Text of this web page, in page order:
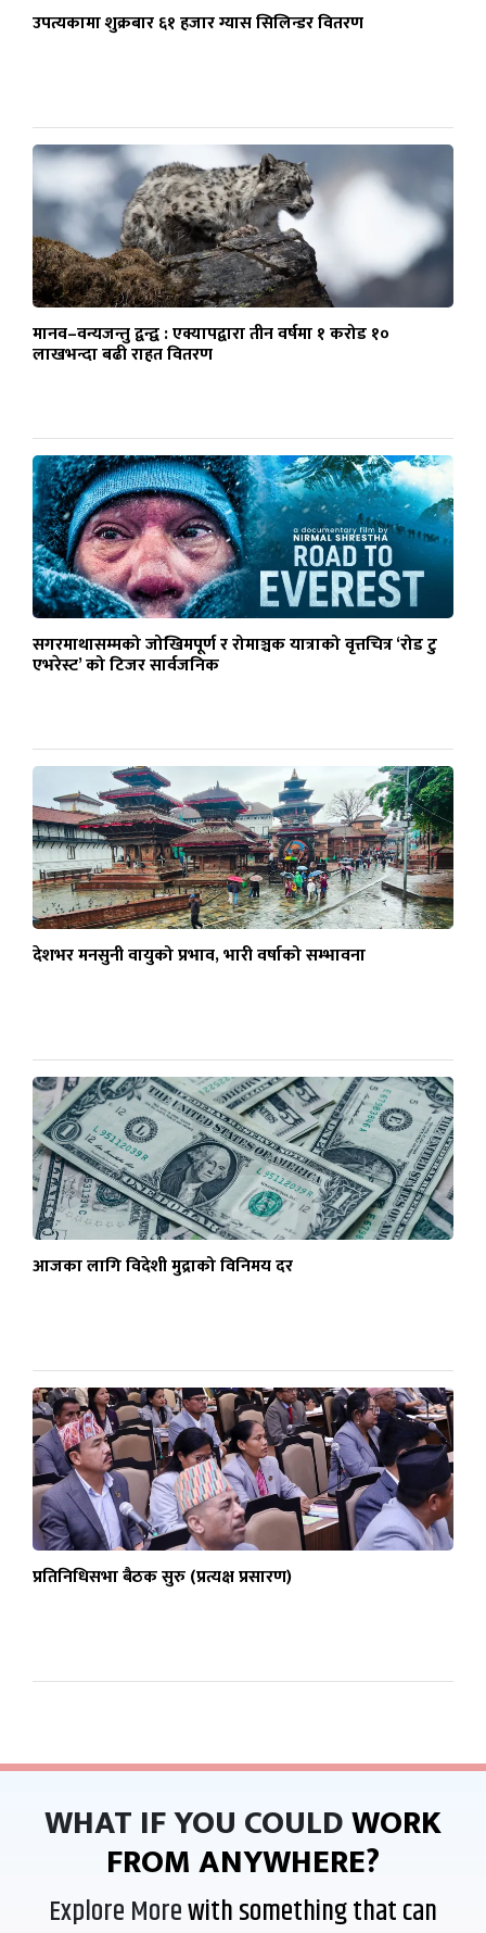
उपत्यकामा शुक्रबार ६१ हजार ग्यास सिलिन्डर वितरण
मानव–वन्यजन्तु द्वन्द्व : एक्यापद्वारा तीन वर्षमा १ करोड १०
लाखभन्दा बढी राहत वितरण
सगरमाथासम्मको जोखिमपूर्ण र रोमाञ्चक यात्राको वृत्तचित्र ‘रोड टु
एभरेस्ट’ को टिजर सार्वजनिक
देशभर मनसुनी वायुको प्रभाव, भारी वर्षाको सम्भावना
आजका लागि विदेशी मुद्राको विनिमय दर
प्रतिनिधिसभा बैठक सुरु (प्रत्यक्ष प्रसारण)
WHAT IF YOU COULDWORK
FROM ANYWHERE?
Explore Morewith something that can